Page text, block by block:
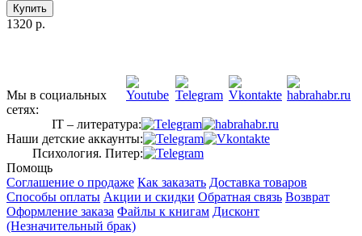
Купить
1320 р.
Мы в социальных
сетях:
IT – литература:
Наши детские аккаунты:
Психология. Питер:
Помощь
Соглашение о продаже Как заказать Доставка товаров
Способы оплаты Акции и скидки Обратная связь Возврат
Оформление заказа Файлы к книгам Дисконт
(Незначительный брак)